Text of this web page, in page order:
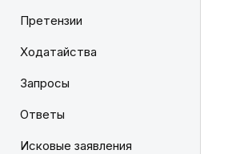
Претензии
Ходатайства
Запросы
Ответы
Исковые заявления